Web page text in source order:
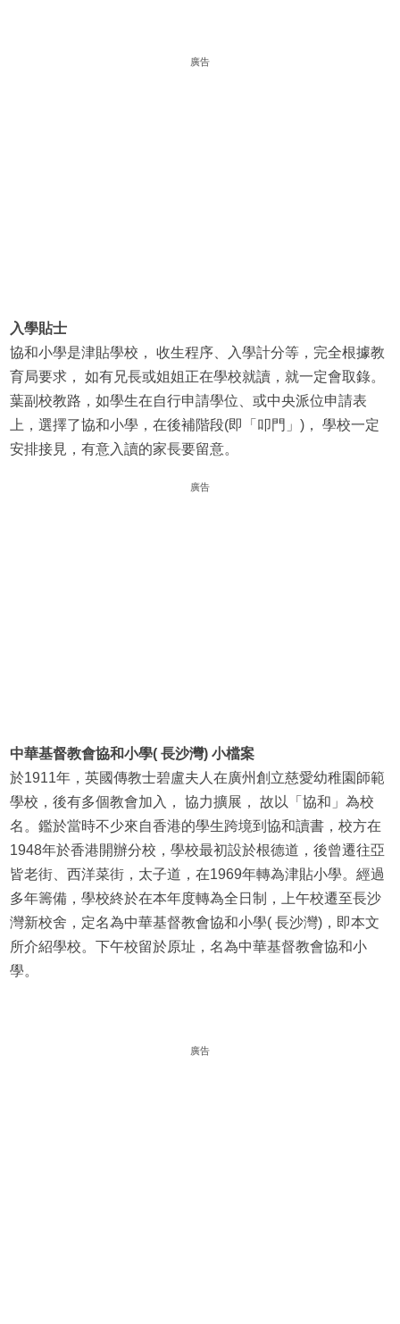
廣告
入學貼士
協和小學是津貼學校， 收生程序、入學計分等，完全根據教
育局要求， 如有兄長或姐姐正在學校就讀，就一定會取錄。
葉副校教路，如學生在自行申請學位、或中央派位申請表
上，選擇了協和小學，在後補階段(即「叩門」)， 學校一定
安排接見，有意入讀的家長要留意。
廣告
中華基督教會協和小學( 長沙灣) 小檔案
於1911年，英國傳教士碧盧夫人在廣州創立慈愛幼稚園師範
學校，後有多個教會加入， 協力擴展， 故以「協和」為校
名。鑑於當時不少來自香港的學生跨境到協和讀書，校方在
1948年於香港開辦分校，學校最初設於根德道，後曾遷往亞
皆老街、西洋菜街，太子道，在1969年轉為津貼小學。經過
多年籌備，學校終於在本年度轉為全日制，上午校遷至長沙
灣新校舍，定名為中華基督教會協和小學( 長沙灣)，即本文
所介紹學校。下午校留於原址，名為中華基督教會協和小
學。
廣告